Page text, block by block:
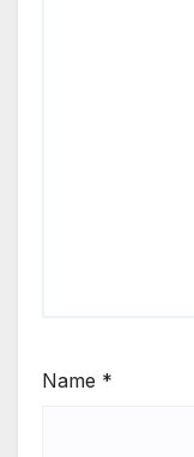
Name *